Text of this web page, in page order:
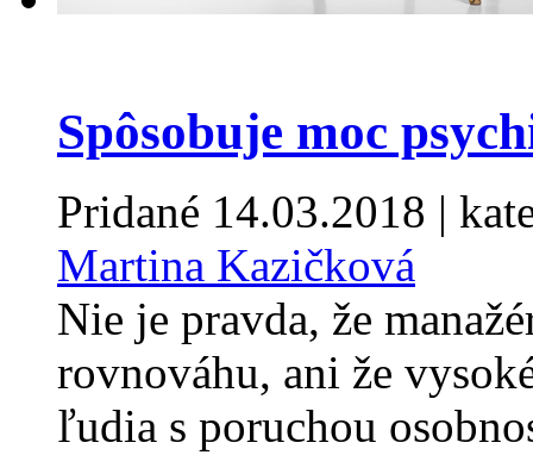
Spôsobuje moc
Pridané 14.03.2018 |
Martina Kazičková
Nie je pravda, že
rovnováhu, ani že
ľudia s poruchou